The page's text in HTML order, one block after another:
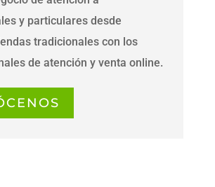
y particulares desde
tradicionales con los
de atención y venta online.